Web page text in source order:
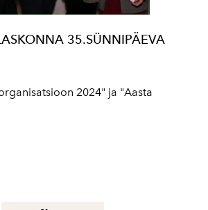
35.SÜNNIPÄEVA
2024" ja "Aasta